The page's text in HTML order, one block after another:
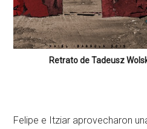
Retrato de Tadeusz
Felipe e Itziar aprovecharon